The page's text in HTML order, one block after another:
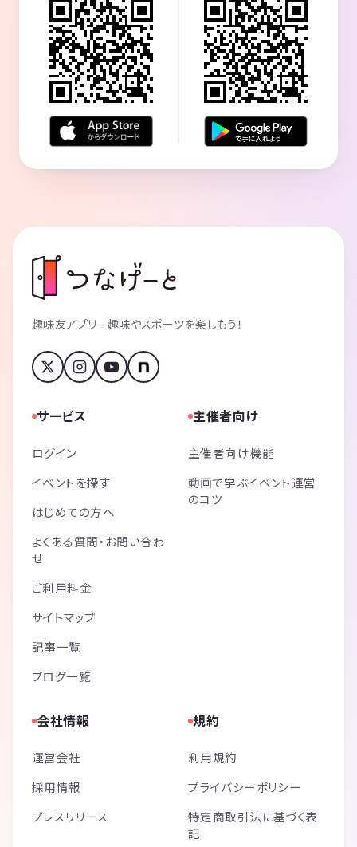
趣味友アプリ - 趣味やスポーツを楽しもう！
サービス
ログイン
イベントを探す
はじめての方へ
よくある質問・お問い合わ
せ
ご利用料金
サイトマップ
記事一覧
ブログ一覧
主催者向け
主催者向け機能
動画で学ぶイベント運営
のコツ
会社情報
運営会社
採用情報
プレスリリース
規約
利用規約
プライバシーポリシー
特定商取引法に基づく表
記